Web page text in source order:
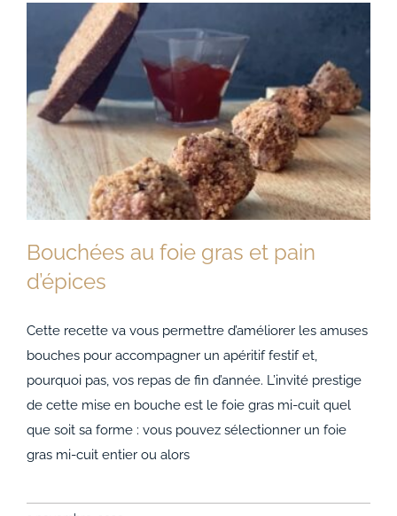
Bouchées au foie gras et pain d’épices
Bouchées au foie gras et pain
d’épices
Cette recette va vous permettre d’améliorer les amuses
bouches pour accompagner un apéritif festif et,
pourquoi pas, vos repas de fin d’année. L’invité prestige
de cette mise en bouche est le foie gras mi-cuit quel
que soit sa forme : vous pouvez sélectionner un foie
gras mi-cuit entier ou alors